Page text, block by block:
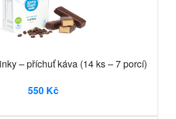
– příchuť káva (14 ks – 7 porcí)
550 Kč